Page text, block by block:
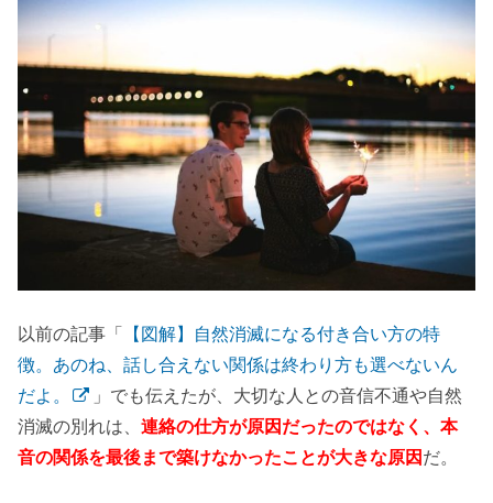
以前の記事「 【図解】自然消滅になる付き合い方の特
徴。あのね、話し合えない関係は終わり方も選べないん
だよ。
」でも伝えたが、大切な人との音信不通や自然
消滅の別れは、連絡の仕方が原因だったのではなく、本
音の関係を最後まで築けなかったことが大きな原因 だ。